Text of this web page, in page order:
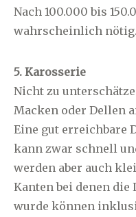
Nach 100.000 bis
wahrscheinlich nötig.
5. Karosserie
Nicht zu
Macken oder Dellen
Eine gut erreichbare
kann zwar schnell
werden aber auch
Kanten bei denen
wurde können